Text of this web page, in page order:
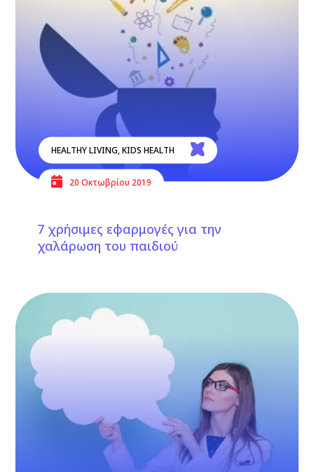
HEALTHY LIVING,KIDS HEALTH
20 Οκτωβρίου 2019
7 χρήσιμες εφαρμογές για την
χαλάρωση του παιδιού